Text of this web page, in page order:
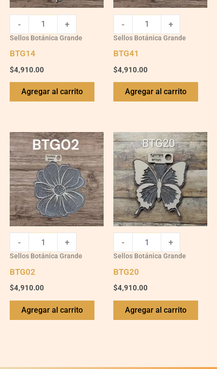
- +
Sellos Botánica Grande
BTG14
$4,910.00
Agregar al carrito
- +
Sellos Botánica Grande
BTG41
$4,910.00
Agregar al carrito
BTG02
quantity
- +
Sellos Botánica Grande
BTG02
$4,910.00
Agregar al carrito
BTG20
quantity
- +
Sellos Botánica Grande
BTG20
$4,910.00
Agregar al carrito